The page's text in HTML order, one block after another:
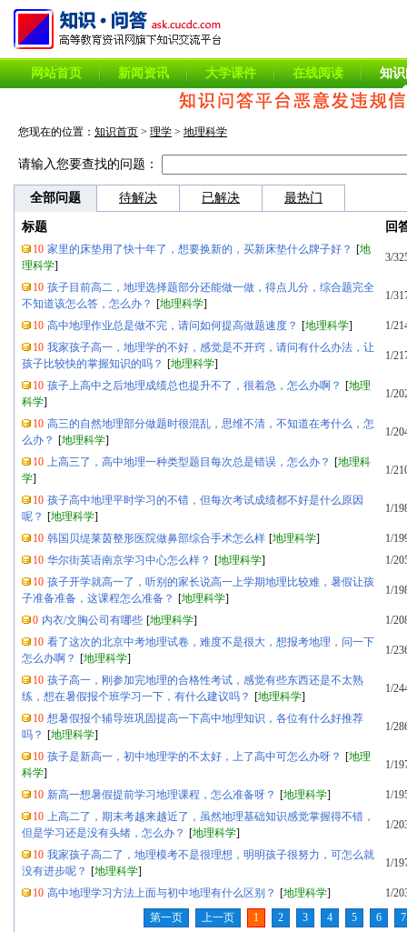
网站首页 新闻资讯 大学课件 在线阅读 知
您现在的位置： 知识首页 > 理学 > 地理科学
请输入您要查找的问题：
全部问题 待解决 已解决 最热门
标题 回
10 家里的床垫用了快十年了，想要换新的，买新床垫什么牌子好？ [地
理科学]
3/
10 孩子目前高二，地理选择题部分还能做一做，得点儿分，综合题完全
不知道该怎么答，怎么办？ [地理科学]
1/
10 高中地理作业总是做不完，请问如何提高做题速度？ [地理科学]
1/
10 我家孩子高一，地理学的不好，感觉是不开窍，请问有什么办法，让
孩子比较快的掌握知识的吗？ [地理科学]
1/
10 孩子上高中之后地理成绩总也提升不了，很着急，怎么办啊？ [地理
科学]
1/
10 高三的自然地理部分做题时很混乱，思维不清，不知道在考什么，怎
么办？ [地理科学]
1/
10 上高三了，高中地理一种类型题目每次总是错误，怎么办？ [地理科
学]
1/
10 孩子高中地理平时学习的不错，但每次考试成绩都不好是什么原因
呢？ [地理科学]
1/
10 韩国贝缇莱茵整形医院做鼻部综合手术怎么样 [地理科学]
1/
10 华尔街英语南京学习中心怎么样？ [地理科学]
1/
10 孩子开学就高一了，听别的家长说高一上学期地理比较难，暑假让孩
子准备准备，这课程怎么准备？ [地理科学]
1/
0 内衣/文胸公司有哪些 [地理科学]
1/
10 看了这次的北京中考地理试卷，难度不是很大，想报考地理，问一下
怎么办啊？ [地理科学]
1/
10 孩子高一，刚参加完地理的合格性考试，感觉有些东西还是不太熟
练，想在暑假报个班学习一下，有什么建议吗？ [地理科学]
1/
10 想暑假报个辅导班巩固提高一下高中地理知识，各位有什么好推荐
吗？ [地理科学]
1/
10 孩子是新高一，初中地理学的不太好，上了高中可怎么办呀？ [地理
科学]
1/
10 新高一想暑假提前学习地理课程，怎么准备呀？ [地理科学]
1/
10 上高二了，期末考越来越近了，虽然地理基础知识感觉掌握得不错，
但是学习还是没有头绪，怎么办？ [地理科学]
1/
10 我家孩子高二了，地理模考不是很理想，明明孩子很努力，可怎么就
没有进步呢？ [地理科学]
1/
10 高中地理学习方法上面与初中地理有什么区别？ [地理科学]
1/
第一页
上一页 1 2 3 4 5 6 7